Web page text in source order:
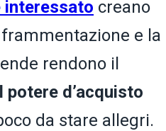
interessato creano
e la
rendono il
potere d’acquisto
da stare allegri.